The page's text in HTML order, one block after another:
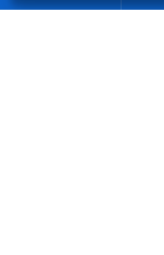
ติดต่อเรา